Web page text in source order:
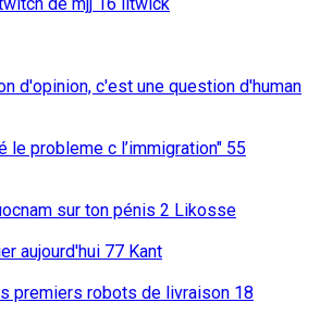
d'opinion, c'est une question d'human
le probleme c l’immigration" 55
sur ton pénis 2 Likosse
aujourd'hui 77 Kant
premiers robots de livraison 18